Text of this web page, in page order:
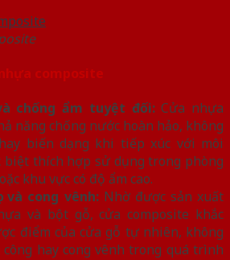
composite
chống ẩm tuyệt đối:Cửa nhựa
năng chống nước hoàn hảo, không
biến dạng khi tiếp xúc với môi
biệt thích hợp sử dụng trong phòng
khu vực có độ ẩm cao.
và cong vênh:Nhờ được sản xuất
và bột gỗ, cửa composite khắc
điểm của cửa gỗ tự nhiên, không
hay cong vênh trong quá trình